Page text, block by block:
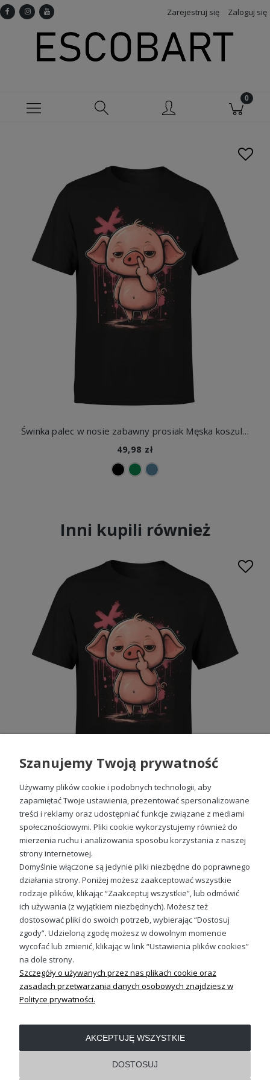
Zarejestruj się Zaloguj się
Świnka palec w nosie zabawny prosiak Męska koszulka
49,98 zł
Inni kupili również
Świnka palec w nosie zabawny prosiak Męska koszulka
49,98 zł
Do koszyka
OBSŁUGA KLIENTA
Sprawdź nasze social media
Szanujemy Twoją prywatność
Używamy plików cookie i podobnych technologii, aby
zapamiętać Twoje ustawienia, prezentować spersonalizowane
treści i reklamy oraz udostępniać funkcje związane z mediami
społecznościowymi. Pliki cookie wykorzystujemy również do
mierzenia ruchu i analizowania sposobu korzystania z naszej
strony internetowej.
Domyślnie włączone są jedynie pliki niezbędne do poprawnego
działania strony. Poniżej możesz zaakceptować wszystkie
rodzaje plików, klikając “Zaakceptuj wszystkie”, lub odmówić
ich używania (z wyjątkiem niezbędnych). Możesz też
dostosować pliki do swoich potrzeb, wybierając “Dostosuj
zgody”. Udzieloną zgodę możesz w dowolnym momencie
wycofać lub zmienić, klikając w link “Ustawienia plików cookies”
na dole strony.
Szczegóły o używanych przez nas plikach cookie oraz
zasadach przetwarzania danych osobowych znajdziesz w
Polityce prywatności.
DOSTOSUJ
AKCEPTUJĘ WSZYSTKIE